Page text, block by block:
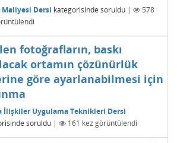
Maliyesi Dersi kategorisinde soruldu |
578
fotoğrafların, baskı
ortamın çözünürlük
göre ayarlanabilmesi için
İlişkiler Uygulama Teknikleri Dersi
soruldu | 161 kez görüntülendi